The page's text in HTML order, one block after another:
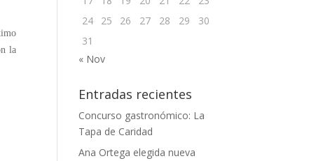
la
24
25 26 27 28 29
30
31
« Nov
Entradas recientes
Concurso gastronómico: La
Tapa de Caridad
Ana Ortega elegida nueva